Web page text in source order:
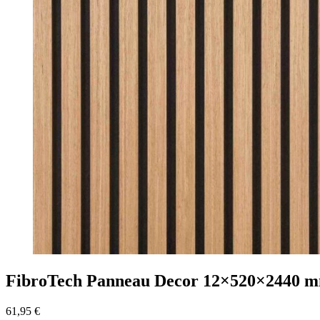
FibroTech Panneau Decor 12×520×2440
61,95 €